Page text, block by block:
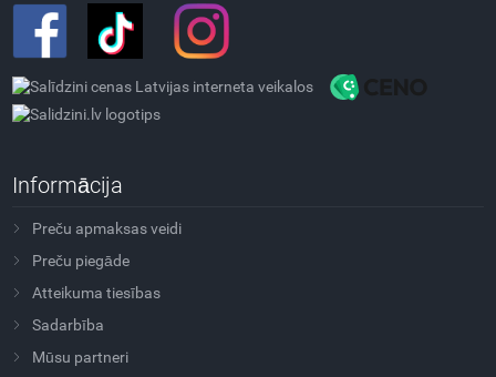
Informācija
Preču apmaksas veidi
Preču piegāde
Atteikuma tiesības
Sadarbība
Mūsu partneri